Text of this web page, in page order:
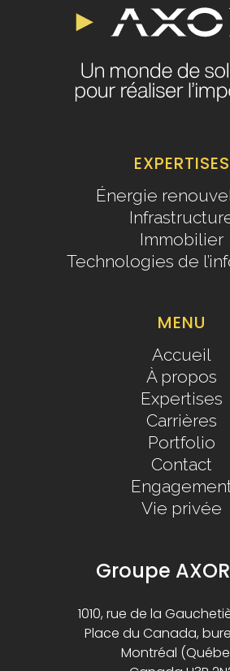
EXPERTISES
Énergie
Immobilier
Technologies de
MENU
Accueil
À propos
Expertises
Carrières
Portfolio
Contact
Vie privée
Groupe
1010, rue de la
Place du Canada,
Montréal